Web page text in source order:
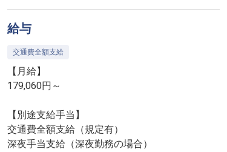
給与
交通費全額支給
【月給】
179,060円～
【別途支給手当】
交通費全額支給（規定有）
深夜手当支給（深夜勤務の場合）